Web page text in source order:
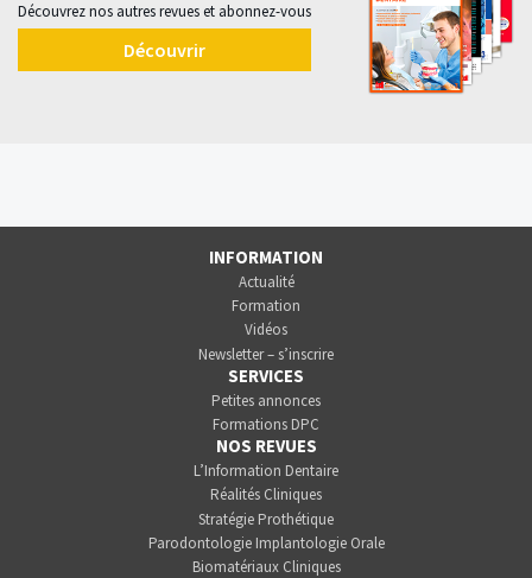
Découvrez nos autres revues et abonnez-vous
Découvrir
INFORMATION
Actualité
Formation
Vidéos
Newsletter – s’inscrire
SERVICES
Petites annonces
Formations DPC
NOS REVUES
L’Information Dentaire
Réalités Cliniques
Stratégie Prothétique
Parodontologie Implantologie Orale
Biomatériaux Cliniques